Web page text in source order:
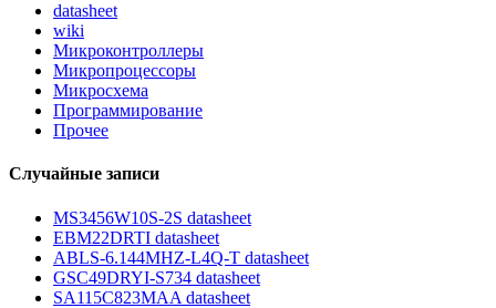
datasheet
wiki
Микроконтроллеры
Микропроцессоры
Микросхема
Программирование
Прочее
Случайные записи
MS3456W10S-2S datasheet
EBM22DRTI datasheet
ABLS-6.144MHZ-L4Q-T datasheet
GSC49DRYI-S734 datasheet
SA115C823MAA datasheet